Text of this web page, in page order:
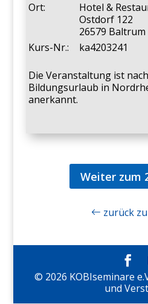
Ort:
Hotel &
Ostdorf 122
26579 Baltrum
Kurs-Nr.:
ka4203241
Die Veranstaltung ist
Bildungsurlaub in
anerkannt.
Weiter zum
zurück
© 2026 KOBIseminare
und